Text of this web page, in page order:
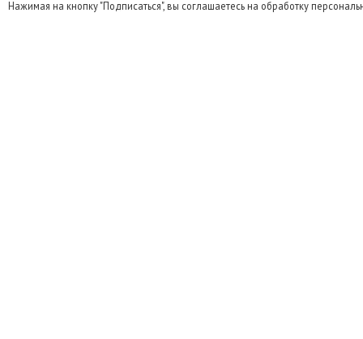
Нажимая на кнопку "Подписаться", вы соглашаетесь на обработку